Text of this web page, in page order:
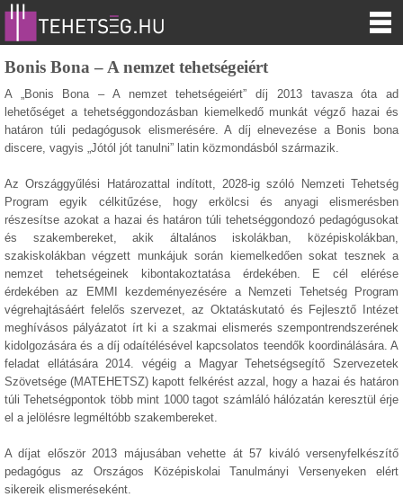
Bonis Bona – A nemzet tehetségeiért
A „Bonis Bona – A nemzet tehetségeiért” díj 2013 tavasza óta ad
lehetőséget a tehetséggondozásban kiemelkedő munkát végző hazai és
határon túli pedagógusok elismerésére. A díj elnevezése a Bonis bona
discere, vagyis „Jótól jót tanulni” latin közmondásból származik.
Az Országgyűlési Határozattal indított, 2028-ig szóló Nemzeti Tehetség
Program egyik célkitűzése, hogy erkölcsi és anyagi elismerésben
részesítse azokat a hazai és határon túli tehetséggondozó pedagógusokat
és szakembereket, akik általános iskolákban, középiskolákban,
szakiskolákban végzett munkájuk során kiemelkedően sokat tesznek a
nemzet tehetségeinek kibontakoztatása érdekében. E cél elérése
érdekében az EMMI kezdeményezésére a Nemzeti Tehetség Program
végrehajtásáért felelős szervezet, az Oktatáskutató és Fejlesztő Intézet
meghívásos pályázatot írt ki a szakmai elismerés szempontrendszerének
kidolgozására és a díj odaítélésével kapcsolatos teendők koordinálására. A
feladat ellátására 2014. végéig a Magyar Tehetségsegítő Szervezetek
Szövetsége (MATEHETSZ) kapott felkérést azzal, hogy a hazai és határon
túli Tehetségpontok több mint 1000 tagot számláló hálózatán keresztül érje
el a jelölésre legméltóbb szakembereket.
A díjat először 2013 májusában vehette át 57 kiváló versenyfelkészítő
pedagógus az Országos Középiskolai Tanulmányi Versenyeken elért
sikereik elismeréseként.